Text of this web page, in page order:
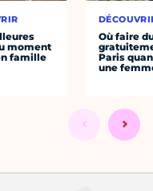
moment
famille
Où faire
Paris
une